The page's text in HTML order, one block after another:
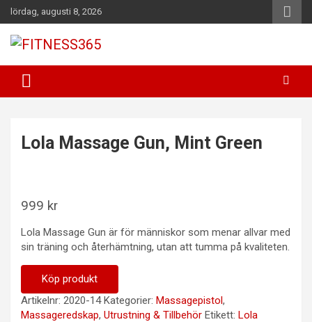
Hoppa
till
innehåll
lördag, augusti 8, 2026
FITNESS365
Lola Massage Gun, Mint Green
999 kr
Lola Massage Gun är för människor som menar allvar med
sin träning och återhämtning, utan att tumma på kvaliteten.
Köp produkt
Artikelnr: 2020-14 Kategorier: Massagepistol,
Massageredskap, Utrustning & Tillbehör Etikett: Lola